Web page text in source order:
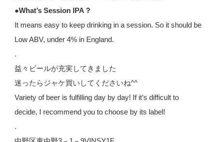
●What’s Session IPA？
It means easy to keep drinking in a session. So it should be
Low ABV, under 4% in England.
.
益々ビールが充実してきました
迷ったらジャケ買いしてくださいね^^
Variety of beer is fulfilling day by day! If it’s difficult to
decide, I recommend you to choose by its label!
.